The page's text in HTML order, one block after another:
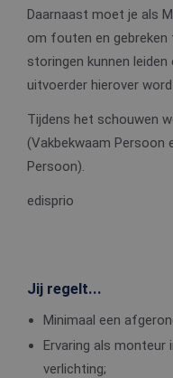
Daarnaast moet je als
om fouten en gebreken
storingen kunnen
uitvoerder hierover
Tijdens het schouwen
(Vakbekwaam Persoon
Persoon).
edisprio
Jij regelt...
Minimaal een
Ervaring als monteur
verlichting;